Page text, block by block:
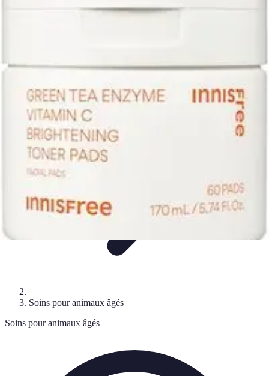
Soins Animaux Âgés
Soins pour animaux âgés
Soins pour animaux âgés